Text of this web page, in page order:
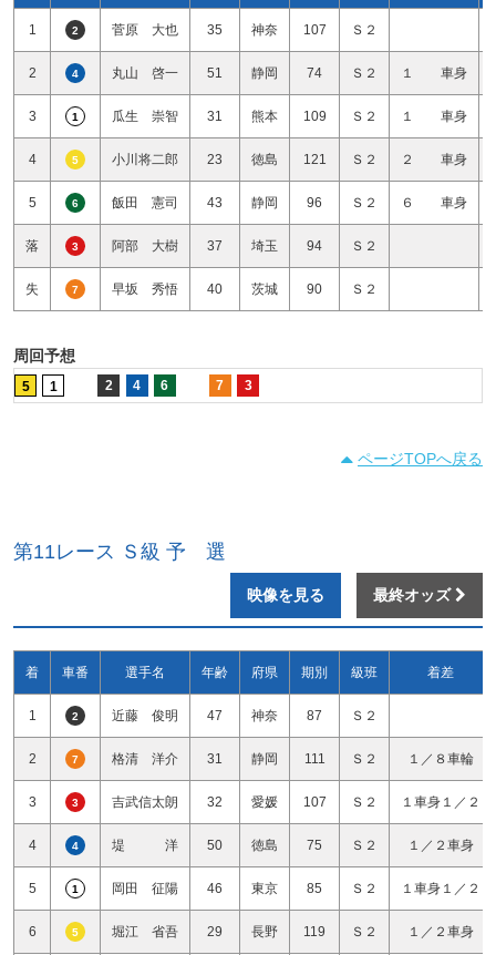
1 2 菅原 大也 35 神奈 107 Ｓ２
2 4 丸山 啓一 51 静岡 74 Ｓ２ １ 車身
3 1 瓜生 崇智 31 熊本 109 Ｓ２ １ 車身
4 5 小川将二郎 23 徳島 121 Ｓ２ ２ 車身
5 6 飯田 憲司 43 静岡 96 Ｓ２ ６ 車身
落 3 阿部 大樹 37 埼玉 94 Ｓ２
失 7 早坂 秀悟 40 茨城 90 Ｓ２
周回予想
5 1 2 4 6 7 3
ページTOPへ戻る
第11レース Ｓ級 予 選
映像を見る 最終オッズ
着 車番 選手名 年齢 府県 期別 級班 着差
1 2 近藤 俊明 47 神奈 87 Ｓ２
2 7 格清 洋介 31 静岡 111 Ｓ２ １／８車輪
3 3 吉武信太朗 32 愛媛 107 Ｓ２ １車身１／２
4 4 堤 洋 50 徳島 75 Ｓ２ １／２車身
5 1 岡田 征陽 46 東京 85 Ｓ２ １車身１／２
6 5 堀江 省吾 29 長野 119 Ｓ２ １／２車身